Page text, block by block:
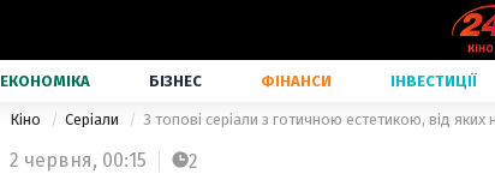
ЕКОНОМІКА БІЗНЕС ФІНАНСИ ІНВЕСТИЦІЇ
Кіно Серіали 3 топові серіали з готичною естетикою, від яких
2 червня, 00:15 2